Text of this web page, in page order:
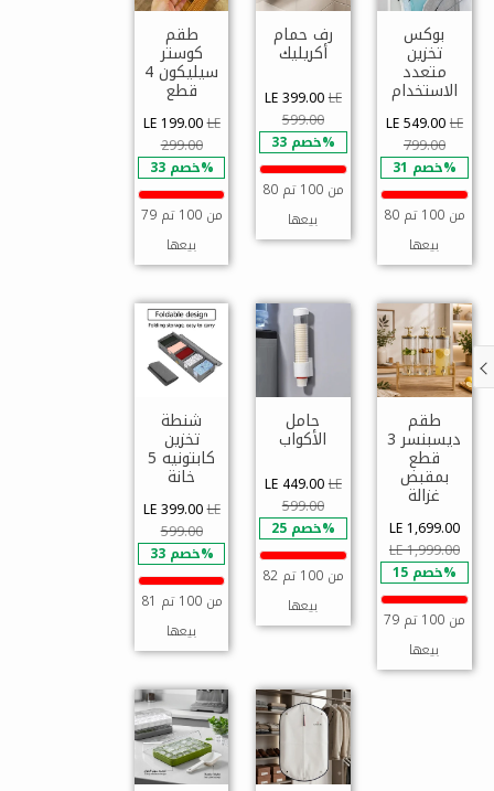
بوكس
تخزين
متعدد
الاستخدام
LE 549.00LE
799.00
خصم 31%
80 من 100 تم
بيعها
رف حمام
أكريليك
LE 399.00LE
599.00
خصم 33%
80 من 100 تم
بيعها
طقم
كوستر
سيليكون 4
قطع
LE 199.00LE
299.00
خصم 33%
79 من 100 تم
بيعها
طقم
ديسبنسر 3
قطع
بمقبض
غزالة
LE 1,699.00
LE 1,999.00
خصم 15%
79 من 100 تم
بيعها
حامل
الأكواب
LE 449.00LE
599.00
خصم 25%
82 من 100 تم
بيعها
شنطة
تخزين
كابتونيه 5
خانة
LE 399.00LE
599.00
خصم 33%
81 من 100 تم
بيعها